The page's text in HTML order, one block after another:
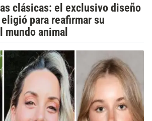
clásicas: el exclusivo diseño
para reafirmar su
mundo animal